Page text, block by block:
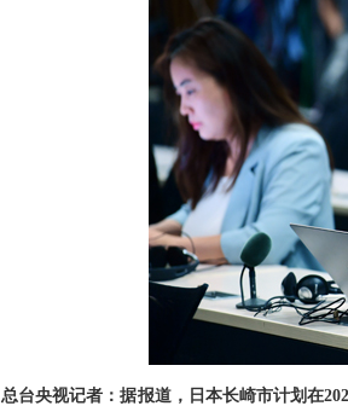
总台央视记者：据报道，日本长崎市计划在